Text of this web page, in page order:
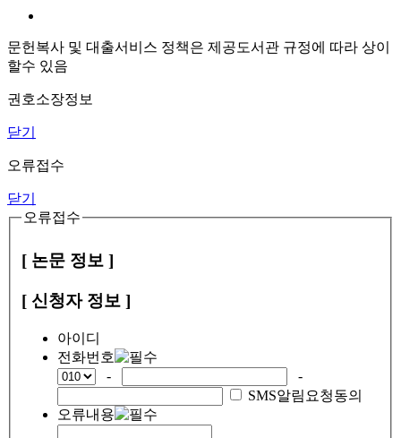
문헌복사 및 대출서비스 정책은 제공도서관 규정에 따라 상이
할수 있음
권호소장정보
닫기
오류접수
닫기
오류접수
[ 논문 정보 ]
[ 신청자 정보 ]
아이디
전화번호
-
-
SMS알림요청동의
오류내용